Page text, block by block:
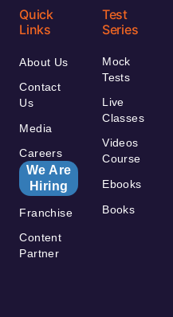
Quick
Links
About Us
Contact
Us
Media
Careers
We Are
Hiring
Franchise
Content
Partner
Test
Series
Mock
Tests
Live
Classes
Videos
Course
Ebooks
Books